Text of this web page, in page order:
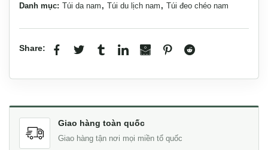
Danh mục: Túi da nam , Túi du lịch nam , Túi đeo chéo nam
Share:
Giao hàng toàn quốc
Giao hàng tận nơi mọi miền tổ quốc